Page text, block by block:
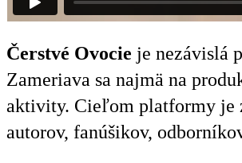
Čerstvé Ovocie je nezávislá
Zameriava sa najmä na
aktivity. Cieľom platformy je
autorov, fanúšikov,